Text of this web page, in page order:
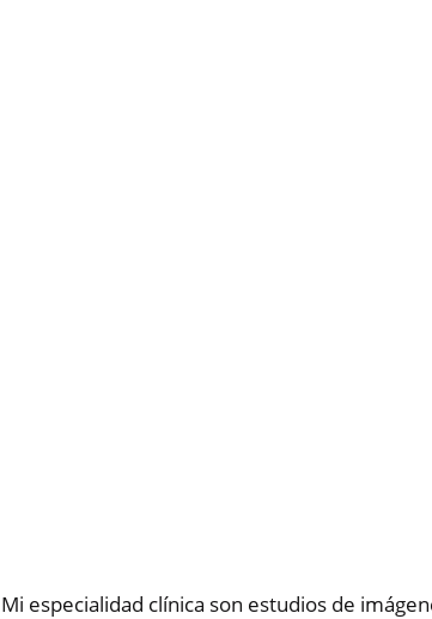
Mi especialidad clínica son estudios de